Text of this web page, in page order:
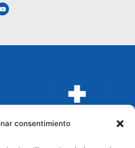
consentimiento